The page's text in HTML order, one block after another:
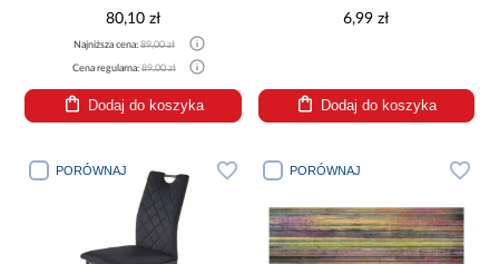
80,10 zł
Najniższa cena: 89,00 zł
Cena regularna: 89,00 zł
Dodaj do koszyka
6,99 zł
Dodaj do koszyka
PORÓWNAJ PORÓWNAJ